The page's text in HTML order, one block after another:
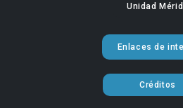
Unidad
Enlaces de
Créditos